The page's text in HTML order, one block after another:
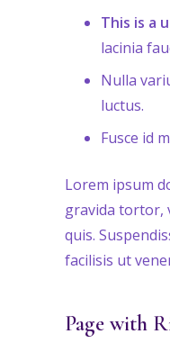
This is a
lacinia
Nulla
luctus.
Fusce id
Lorem ipsum
gravida tortor,
quis.
facilisis ut
Page with